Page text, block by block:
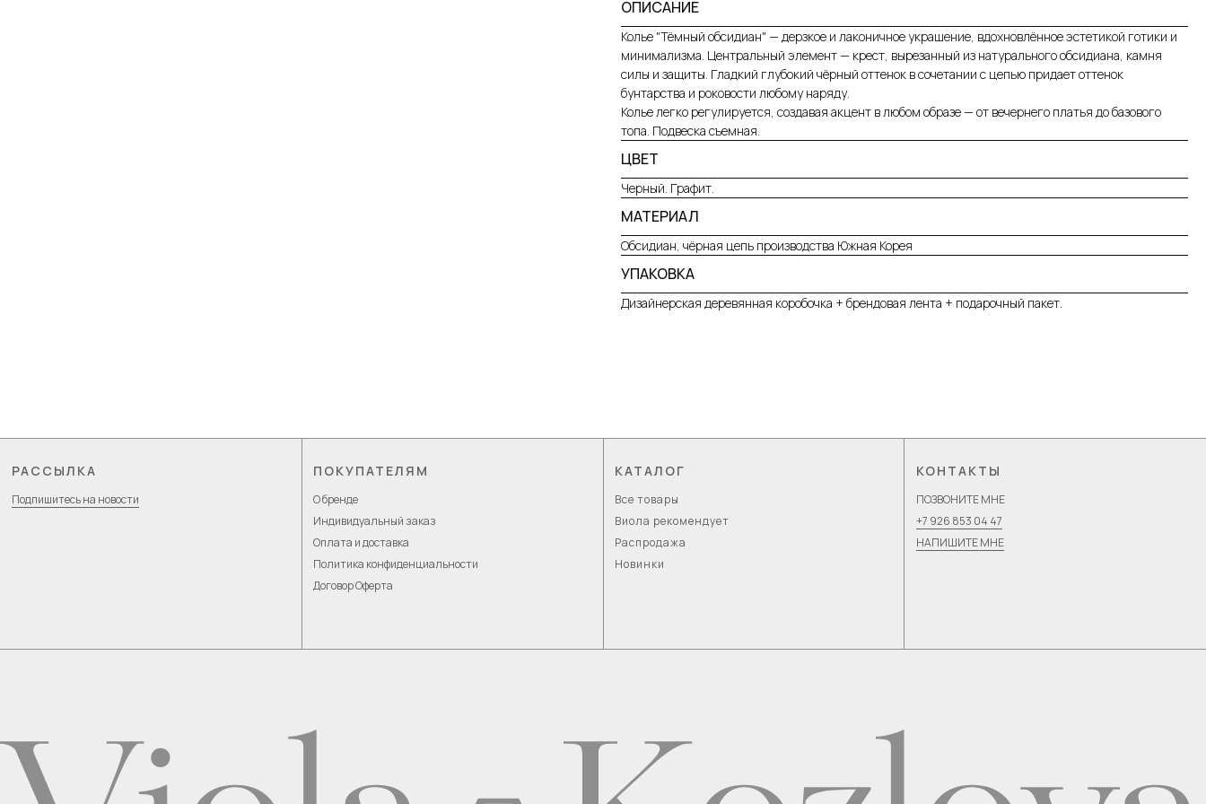
ОПИСАНИЕ
Колье "Тёмный обсидиан" — дерзкое и лаконичное украшение, вдохновлённое эстетикой готики и
минимализма. Центральный элемент — крест, вырезанный из натурального обсидиана, камня
силы и защиты. Гладкий глубокий чёрный оттенок в сочетании с цепью придает оттенок
бунтарства и роковости любому наряду.
Колье легко регулируется, создавая акцент в любом образе — от вечернего платья до базового
топа. Подвеска съемная.
ЦВЕТ
Черный. Графит.
МАТЕРИАЛ
Обсидиан, чёрная цепь производства Южная Корея
УПАКОВКА
Дизайнерская деревянная коробочка + брендовая лента + подарочный пакет.
РАССЫЛКА
Подпишитесь на новости
ПОКУПАТЕЛЯМ
О бренде
Индивидуальный заказ
Оплата и доставка
Политика конфиденциальности
Договор Оферта
КАТАЛОГ
ПОЗВОНИТЕ МНЕ
+7 926 853 04 47
НАПИШИТЕ МНЕ
КОНТАКТЫ
Все товары
Виола рекомендует
Распродажа
Новинки